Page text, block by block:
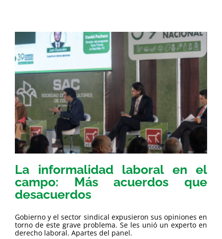
La informalidad laboral en el
campo: Más acuerdos que
desacuerdos
Gobierno y el sector sindical expusieron sus opiniones en
torno de este grave problema. Se les unió un experto en
derecho laboral. Apartes del panel.